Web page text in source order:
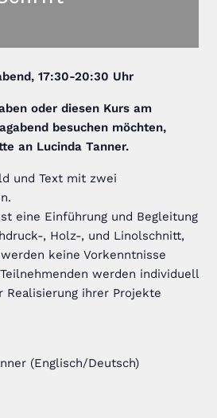
17:30-20:30 Uhr
oder diesen Kurs am
besuchen möchten,
an Lucinda Tanner.
und Text mit zwei
eine Einführung und Begleitung
, Holz-, und Linolschnitt,
keine Vorkenntnisse
werden individuell
Realisierung ihrer Projekte
(Englisch/Deutsch)